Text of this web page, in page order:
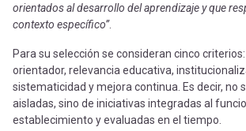
orientados al desarrollo del aprendizaje y que
contexto específico”.
Para su selección se consideran cinco
orientador, relevancia educativa,
sistematicidad y mejora continua. Es decir, no
aisladas, sino de iniciativas integradas al
establecimiento y evaluadas en el tiempo.